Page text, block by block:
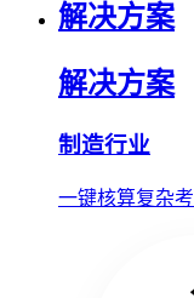
解决方案
解决方案
制造行业
一键核算复杂